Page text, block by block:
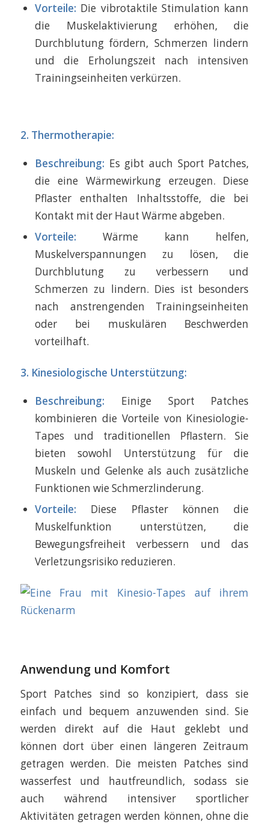
Vorteile: Die vibrotaktile Stimulation kann
die Muskelaktivierung erhöhen, die
Durchblutung fördern, Schmerzen lindern
und die Erholungszeit nach intensiven
Trainingseinheiten verkürzen.
2. Thermotherapie:
Beschreibung: Es gibt auch Sport Patches,
die eine Wärmewirkung erzeugen. Diese
Pflaster enthalten Inhaltsstoffe, die bei
Kontakt mit der Haut Wärme abgeben.
Vorteile: Wärme kann helfen,
Muskelverspannungen zu lösen, die
Durchblutung zu verbessern und
Schmerzen zu lindern. Dies ist besonders
nach anstrengenden Trainingseinheiten
oder bei muskulären Beschwerden
vorteilhaft.
3. Kinesiologische Unterstützung:
Beschreibung: Einige Sport Patches
kombinieren die Vorteile von Kinesiologie-
Tapes und traditionellen Pflastern. Sie
bieten sowohl Unterstützung für die
Muskeln und Gelenke als auch zusätzliche
Funktionen wie Schmerzlinderung.
Vorteile: Diese Pflaster können die
Muskelfunktion unterstützen, die
Bewegungsfreiheit verbessern und das
Verletzungsrisiko reduzieren.
Anwendung und Komfort
Sport Patches sind so konzipiert, dass sie
einfach und bequem anzuwenden sind. Sie
werden direkt auf die Haut geklebt und
können dort über einen längeren Zeitraum
getragen werden. Die meisten Patches sind
wasserfest und hautfreundlich, sodass sie
auch während intensiver sportlicher
Aktivitäten getragen werden können, ohne die